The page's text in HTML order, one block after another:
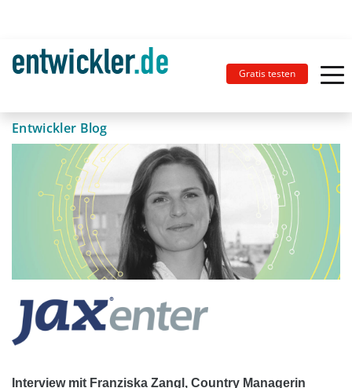
Gratis testen
Entwickler Blog
Interview mit Franziska Zangl, Country Managerin